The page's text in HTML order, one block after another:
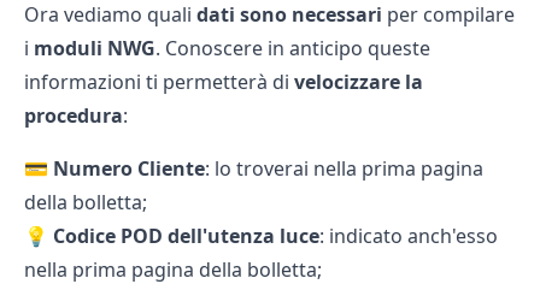
Ora vediamo quali dati sono necessari per compilare
i moduli NWG. Conoscere in anticipo queste
informazioni ti permetterà di velocizzare la
procedura:
💳 Numero Cliente: lo troverai nella prima pagina
della bolletta;
💡 Codice POD dell'utenza luce: indicato anch'esso
nella prima pagina della bolletta;